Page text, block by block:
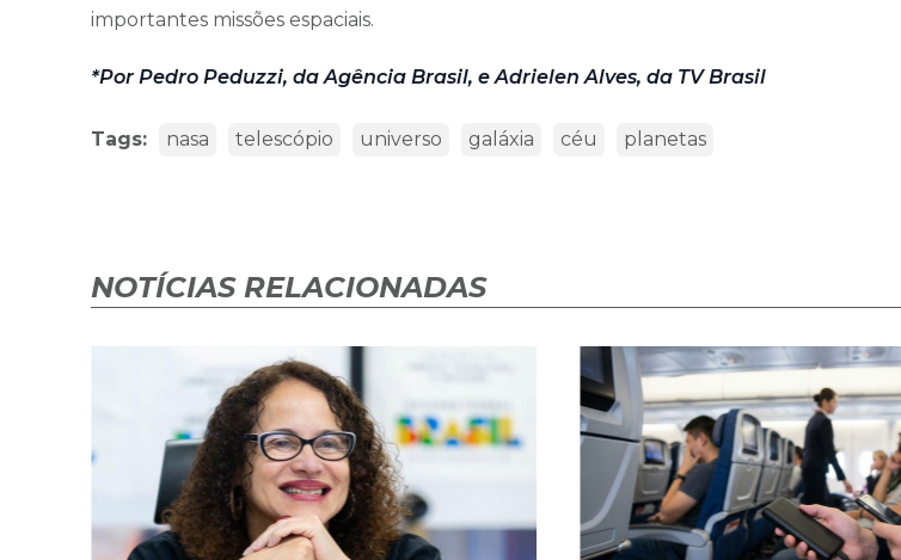
importantes missões espaciais.
*Por Pedro Peduzzi, da Agência Brasil, e Adrielen Alves, da TV Brasil
Tags: nasa telescópio universo galáxia céu planetas
NOTÍCIAS RELACIONADAS